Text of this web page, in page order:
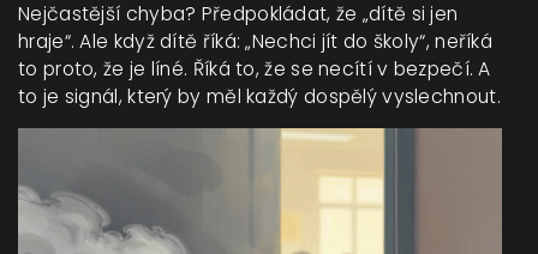
Nejčastější chyba? Předpokládat, že „dítě si jen
hraje“. Ale když dítě říká: „Nechci jít do školy“, neříká
to proto, že je líné. Říká to, že se necítí v bezpečí. A
to je signál, který by měl každý dospělý vyslechnout.